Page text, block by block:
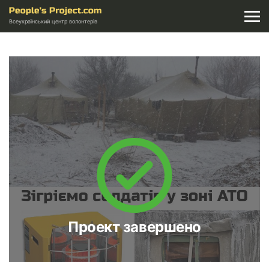
Всеукраїнський центр волонтерів
Проект завершено